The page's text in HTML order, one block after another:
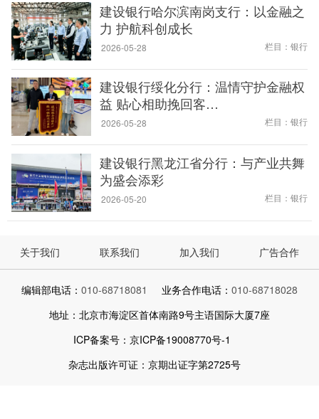
建设银行哈尔滨南岗支行：以金融之
力 护航科创成长
2026-05-28 栏目：银行
建设银行绥化分行：温情守护金融权
益 贴心相助挽回客…
2026-05-28 栏目：银行
建设银行黑龙江省分行：与产业共舞
为盛会添彩
2026-05-20 栏目：银行
关于我们 联系我们 加入我们 广告合作
编辑部电话： 010-68718081 业务合作电话： 010-68718028
地址：北京市海淀区首体南路9号主语国际大厦7座
ICP备案号：京ICP备19008770号-1
杂志出版许可证：京期出证字第2725号